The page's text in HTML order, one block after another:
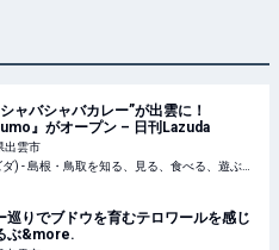
ャバシャバカレー”が出雲に！
』がオープン – 日刊Lazuda
出雲市
巡りでブドウを育むテロワールを感じ
ぶ&more.